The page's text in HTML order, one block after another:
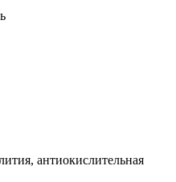
антиокислительная